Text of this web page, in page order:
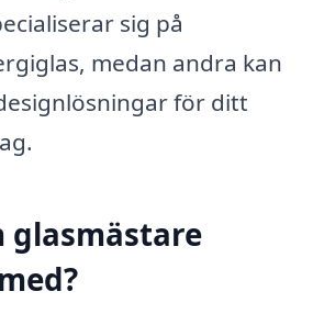
sig på
medan andra kan
för ditt
glasmästare